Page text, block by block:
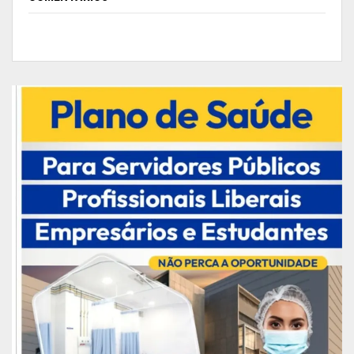
Para o diretor do Departamento de Gestão de
Pessoas do TJAP, Diego França, os cursos
disponibilizados de maneira virtual
complementam a área de atuação ou de
interesse de cada profissional. “Quando se
estuda uma outra área que tem relação com a
sua você passa a entender o processo como um
todo e melhora cada vez mais